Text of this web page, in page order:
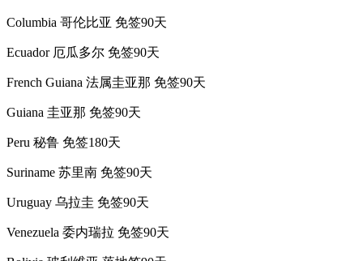
Columbia 哥伦比亚 免签90天
Ecuador 厄瓜多尔 免签90天
French Guiana 法属圭亚那 免签90天
Guiana 圭亚那 免签90天
Peru 秘鲁 免签180天
Suriname 苏里南 免签90天
Uruguay 乌拉圭 免签90天
Venezuela 委内瑞拉 免签90天